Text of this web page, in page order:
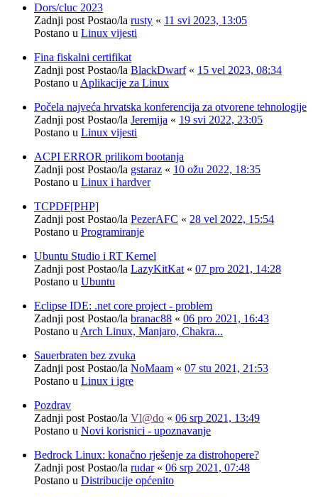
Dors/cluc 2023
Zadnji post Postao/la rusty « 11 svi 2023, 13:05
Postano u Linux vijesti
Fina fiskalni certifikat
Zadnji post Postao/la BlackDwarf« 15 vel 2023, 08:34
Postano u Aplikacije za Linux
Počela najveća hrvatska konferencija za otvorene tehnologije
Zadnji post Postao/la Jeremija « 19 svi 2022, 23:05
Postano u Linux vijesti
ACPI ERROR prilikom bootanja
Zadnji post Postao/la gstaraz « 10 ožu 2022, 18:35
Postano u Linux i hardver
TCPDF[PHP]
Zadnji post Postao/la PezerAFC « 28 vel 2022, 15:54
Postano u Programiranje
Ubuntu Studio i RT Kernel
Zadnji post Postao/la LazyKitKat « 07 pro 2021, 14:28
Postano u Ubuntu
Eclipse IDE: .net core project - problem
Zadnji post Postao/la branac88 « 06 pro 2021, 16:43
Postano u Arch Linux, Manjaro, Chakra...
Sauerbraten bez zvuka
Zadnji post Postao/la NoMaam « 07 stu 2021, 21:53
Postano u Linux i igre
Pozdrav
Zadnji post Postao/la Vl@do « 06 srp 2021, 13:49
Postano u Novi korisnici - upoznavanje
Bedrock Linux: konačno rješenje za distrohopere?
Zadnji post Postao/la rudar« 06 srp 2021, 07:48
Postano u Distribucije općenito